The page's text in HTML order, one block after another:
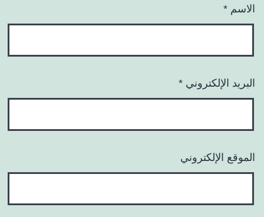
الاسم *
البريد الإلكتروني *
الموقع الإلكتروني